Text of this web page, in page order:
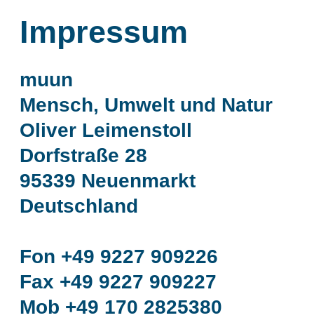
Impressum
muun
Mensch, Umwelt und Natur
Oliver Leimenstoll
Dorfstraße 28
95339 Neuenmarkt
Deutschland
Fon +49 9227 909226
Fax +49 9227 909227
Mob +49 170 2825380